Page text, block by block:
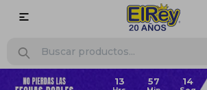

13 57 14